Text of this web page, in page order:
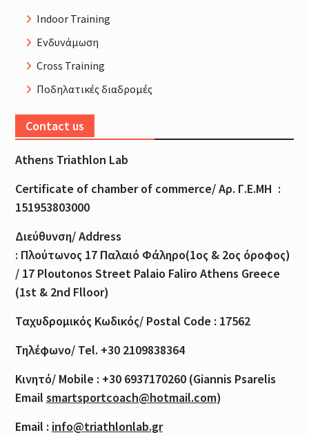
Indoor Training
Ενδυνάμωση
Cross Training
Ποδηλατικές διαδρομές
Contact us
Athens Triathlon Lab
Certificate of chamberof commerce/Αρ. Γ.Ε.ΜΗ :
151953803000
Διεύθυνση/ Address
: Πλούτωνος 17 Παλαιό Φάληρο(1ος & 2ος όροφος)
/ 17 Ploutonos Street Palaio Faliro Athens Greece
(1st & 2nd Flloor)
Ταχυδρομικός Κωδικός/ Postal Code : 17562
Τηλέφωνο/ Tel. +30 2109838364
Κινητό/ Mobile : +30 6937170260 (Giannis Psarelis
Email smartsportcoach@hotmail.com)
Email : info@triathlonlab.gr